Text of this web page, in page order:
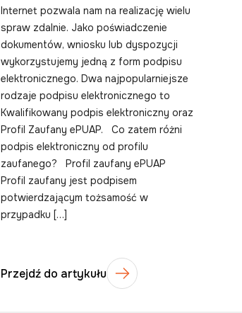
Internet pozwala nam na realizację wielu
spraw zdalnie. Jako poświadczenie
dokumentów, wniosku lub dyspozycji
wykorzystujemy jedną z form podpisu
elektronicznego. Dwa najpopularniejsze
rodzaje podpisu elektronicznego to
Kwalifikowany podpis elektroniczny oraz
Profil Zaufany ePUAP. Co zatem różni
podpis elektroniczny od profilu
zaufanego? Profil zaufany ePUAP
Profil zaufany jest podpisem
potwierdzającym tożsamość w
przypadku […]
Przejdź do artykułu